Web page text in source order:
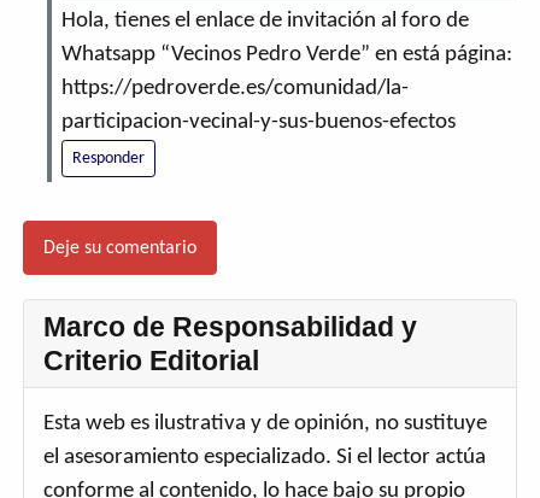
Hola, tienes el enlace de invitación al foro de
Whatsapp “Vecinos Pedro Verde” en está página:
https://pedroverde.es/comunidad/la-
participacion-vecinal-y-sus-buenos-efectos
Responder
Deje su comentario
Marco de Responsabilidad y
Criterio Editorial
Esta web es ilustrativa y de opinión, no sustituye
el asesoramiento especializado. Si el lector actúa
conforme al contenido, lo hace bajo su propio